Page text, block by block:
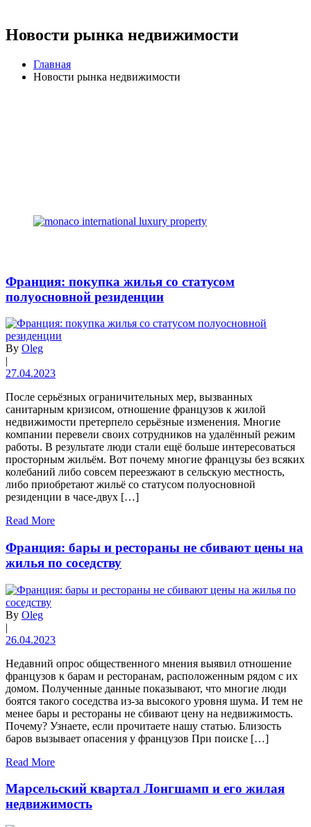
Новости рынка недвижимости
Главная
Новости рынка недвижимости
Франция: покупка жилья со статусом
полуосновной резиденции
By Oleg
|
27.04.2023
После серьёзных ограничительных мер, вызванных
санитарным кризисом, отношение французов к жилой
недвижимости претерпело серьёзные изменения. Многие
компании перевели своих сотрудников на удалённый режим
работы. В результате люди стали ещё больше интересоваться
просторным жильём. Вот почему многие французы без всяких
колебаний либо совсем переезжают в сельскую местность,
либо приобретают жильё со статусом полуосновной
резиденции в часе-двух […]
Read More
Франция: бары и рестораны не сбивают цены на
жилья по соседству
By Oleg
|
26.04.2023
Недавний опрос общественного мнения выявил отношение
французов к барам и ресторанам, расположенным рядом с их
домом. Полученные данные показывают, что многие люди
боятся такого соседства из-за высокого уровня шума. И тем не
менее бары и рестораны не сбивают цену на недвижимость.
Почему? Узнаете, если прочитаете нашу статью. Близость
баров вызывает опасения у французов При поиске […]
Read More
Марсельский квартал Лонгшамп и его жилая
недвижимость